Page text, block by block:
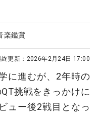
楽鑑賞
更新： 2026年2月24日 17:00
に進むが、2年時の
挑戦をきっかけに
ュー後2戦目となっ